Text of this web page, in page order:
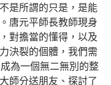
是所謂的只是，是能
唐元平師長教師現身
對擔當的懂得，以及
決裂的個體，我們需
為一個無二無別的整
師分送朋友、探討了